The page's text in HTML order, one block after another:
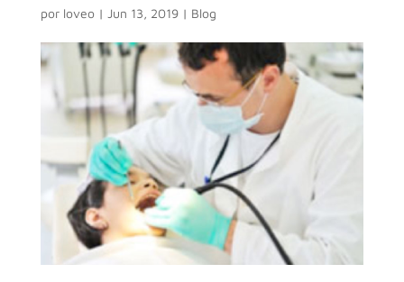
por loveo| Jun 13, 2019| Blog